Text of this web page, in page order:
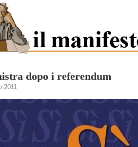
dopo i referendum
2011